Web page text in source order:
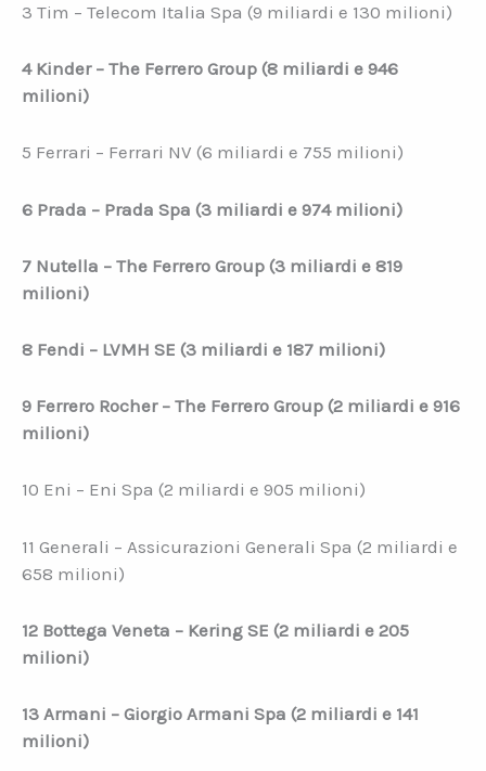
3 Tim – Telecom Italia Spa (9 miliardi e 130 milioni)
4 Kinder – The Ferrero Group (8 miliardi e 946
milioni)
5 Ferrari – Ferrari NV (6 miliardi e 755 milioni)
6 Prada – Prada Spa (3 miliardi e 974 milioni)
7 Nutella – The Ferrero Group (3 miliardi e 819
milioni)
8 Fendi – LVMH SE (3 miliardi e 187 milioni)
9 Ferrero Rocher – The Ferrero Group (2 miliardi e 916
milioni)
10 Eni – Eni Spa (2 miliardi e 905 milioni)
11 Generali – Assicurazioni Generali Spa (2 miliardi e
658 milioni)
12 Bottega Veneta – Kering SE (2 miliardi e 205
milioni)
13 Armani – Giorgio Armani Spa (2 miliardi e 141
milioni)